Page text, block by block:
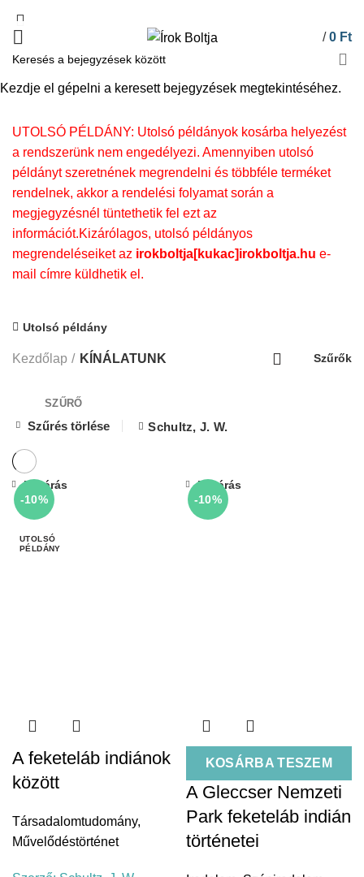
/ 0 Ft
KÍNÁLATUNK
UTOLSÓ PÉLDÁNY: Utolsó példányok kosárba helyezést
a rendszerünk nem engedélyezi. Amennyiben utolsó
példányt szeretnének megrendelni és többféle terméket
rendelnek, akkor a rendelési folyamat során a
megjegyzésnél tüntethetik fel ezt az
információt.Kizárólagos, utolsó példányos
megrendeléseiket az irokboltja[kukac]irokboltja.hu e-
mail címre küldhetik el.
Utolsó példány
Kezdőlap KÍNÁLATUNK Szűrők
SZŰRŐ
Szűrés törlése Schultz, J. W.
-10%
Bezárás
A feketeláb indiánok
között
Társadalomtudomány,
Művelődéstörténet
-10%
KOSÁRBA TESZEM
Bezárás
A Gleccser Nemzeti
Park feketeláb indián
történetei
Kezdje el gépelni a keresett bejegyzések megtekintéséhez.